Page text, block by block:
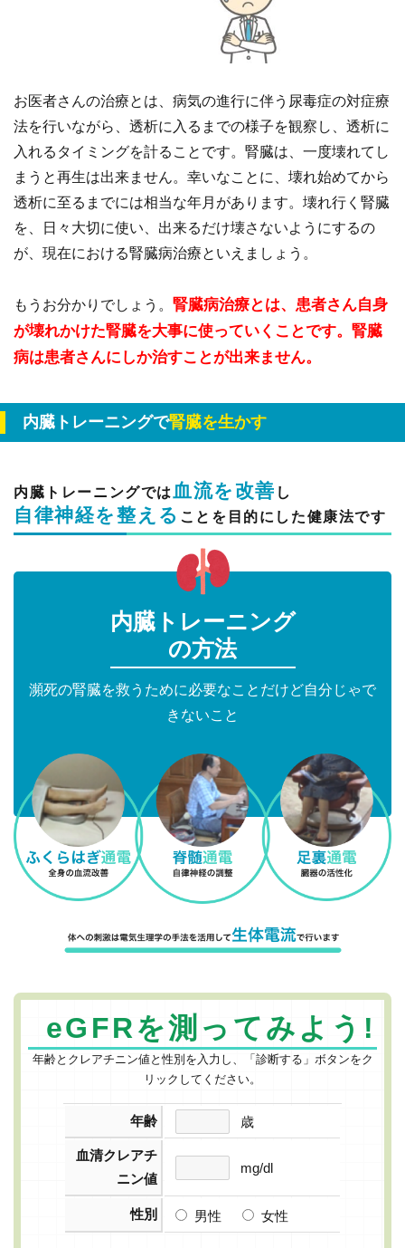
お医者さんの治療とは、病気の進行に伴う尿毒症の対症療
法を行いながら、透析に入るまでの様子を観察し、透析に
入れるタイミングを計ることです。腎臓は、一度壊れてし
まうと再生は出来ません。幸いなことに、壊れ始めてから
透析に至るまでには相当な年月があります。壊れ行く腎臓
を、日々大切に使い、出来るだけ壊さないようにするの
が、現在における腎臓病治療といえましょう。
もうお分かりでしょう。 腎臓病治療とは、患者さん自身
が壊れかけた腎臓を大事に使っていくことです。腎臓
病は患者さんにしか治すことが出来ません。
内臓トレーニングで腎臓を生かす
内臓トレーニングでは 血流を改善 し
自律神経を整える ことを目的にした健康法です
内臓トレーニング
の方法
瀕死の腎臓を救うために必要なことだけど自分じゃで
きないこと
eGFRを測ってみよう!
年齢とクレアチニン値と性別を入力し、「診断する」ボタンをク
リックしてください。
年齢 歳
血清クレアチ
ニン値
mg/dl
性別 男性 女性